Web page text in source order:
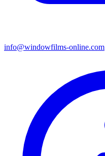
info@windowfilms-online.com